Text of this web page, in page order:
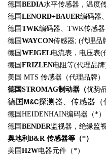
德国 BEDIA水平传感器，温度
德国 LENORD+BAUER编码器
德国 TWK编码器、 TWK传感
德国 WAYCON传感器; (代理品
德国 WEIGEL电流表，电压表(
德国 FRIZLEN电阻等(代理品牌
美国 MTS 传感器（代理品牌）
德国STROMAG制动器（优势
德国 M&C探测器、传感器（
德国HEIDENHAIN编码器（*）
德国 BENDER监视器，绝缘监
奥地利 B&R 传感器等（*）
美国 H2W电器元件（*）